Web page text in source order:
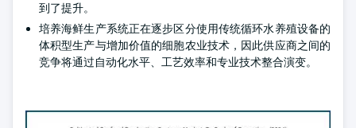
到了提升。
培养海鲜生产系统正在逐步区分使用传统循环水养殖设备的
体积型生产与增加价值的细胞农业技术，因此供应商之间的
竞争将通过自动化水平、工艺效率和专业技术整合演变。